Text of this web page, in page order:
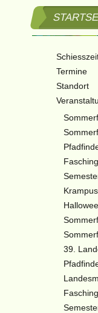
Termine
Standort
39.